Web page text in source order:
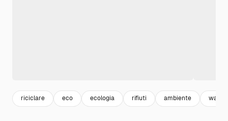
riciclare eco ecologia rifiuti ambiente waste